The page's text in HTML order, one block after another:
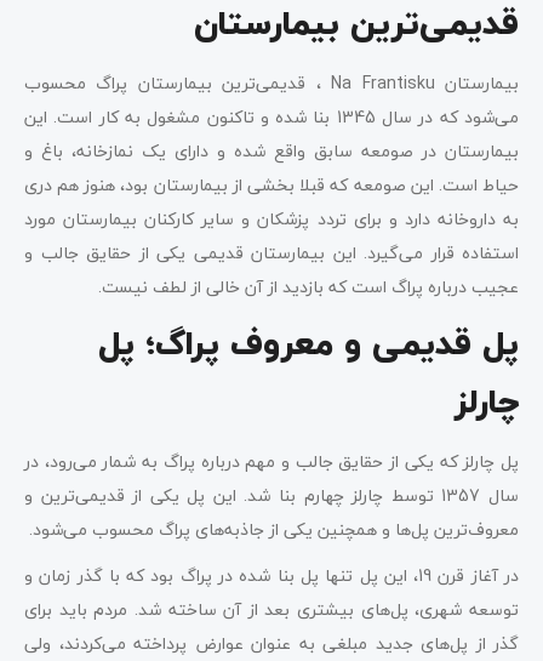
قدیمی‌ترین بیمارستان
بیمارستان Na Frantisku ، قدیمی‌ترین بیمارستان پراگ محسوب
می‌شود که در سال 1345 بنا شده و تاکنون مشغول به کار است. این
بیمارستان در صومعه سابق واقع شده و دارای یک نمازخانه، باغ و
حیاط است. این صومعه که قبلا بخشی از بیمارستان بود، هنوز هم دری
به داروخانه دارد و برای تردد پزشکان و سایر کارکنان بیمارستان مورد
استفاده قرار می‌گیرد. این بیمارستان قدیمی یکی از حقایق جالب و
عجیب درباره پراگ است که بازدید از آن خالی از لطف نیست.
پل قدیمی و معروف پراگ؛ پل
چارلز
پل چارلز که یکی از حقایق جالب و مهم درباره پراگ به شمار می‌رود، در
سال 1357 توسط چارلز چهارم بنا شد. این پل یکی از قدیمی‌ترین و
معروف‌ترین پل‌ها و همچنین یکی از جاذبه‌های پراگ محسوب می‌شود.
در آغاز قرن 19، این پل تنها پل بنا شده در پراگ بود که با گذر زمان و
توسعه شهری، پل‌های بیشتری بعد از آن ساخته شد. مردم باید برای
گذر از پل‌های جدید مبلغی به عنوان عوارض پرداخته می‌کردند، ولی